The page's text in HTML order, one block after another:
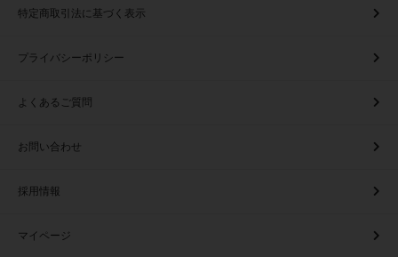
特定商取引法に基づく表示
プライバシーポリシー
よくあるご質問
お問い合わせ
採用情報
マイページ